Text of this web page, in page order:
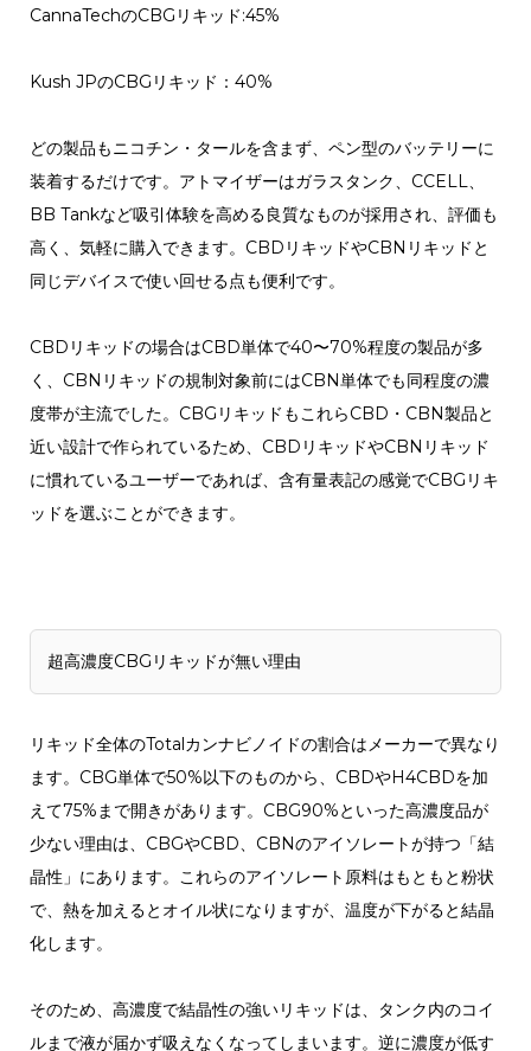
CannaTechのCBGリキッド:45%
Kush JPのCBGリキッド：40%
どの製品もニコチン・タールを含まず、ペン型のバッテリーに
装着するだけです。アトマイザーはガラスタンク、CCELL、
BB Tankなど吸引体験を高める良質なものが採用され、評価も
高く、気軽に購入できます。CBDリキッドやCBNリキッドと
同じデバイスで使い回せる点も便利です。
CBDリキッドの場合はCBD単体で40〜70%程度の製品が多
く、CBNリキッドの規制対象前にはCBN単体でも同程度の濃
度帯が主流でした。CBGリキッドもこれらCBD・CBN製品と
近い設計で作られているため、CBDリキッドやCBNリキッド
に慣れているユーザーであれば、含有量表記の感覚でCBGリキ
ッドを選ぶことができます。
超高濃度CBGリキッドが無い理由
リキッド全体のTotalカンナビノイドの割合はメーカーで異なり
ます。CBG単体で50%以下のものから、CBDやH4CBDを加
えて75%まで開きがあります。CBG90%といった高濃度品が
少ない理由は、CBGやCBD、CBNのアイソレートが持つ「結
晶性」にあります。これらのアイソレート原料はもともと粉状
で、熱を加えるとオイル状になりますが、温度が下がると結晶
化します。
そのため、高濃度で結晶性の強いリキッドは、タンク内のコイ
ルまで液が届かず吸えなくなってしまいます。逆に濃度が低す